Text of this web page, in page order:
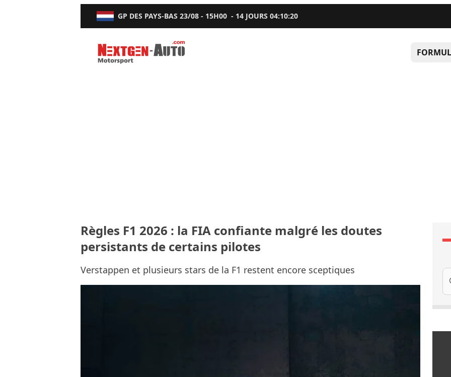
GP DES PAYS-BAS 23/08 - 15H00 - 14 JOURS04:10:19
Nextgen-Auto.com
Règles F1 2026 : la FIA confiante malgré les doutes
persistants de certains pilotes
Verstappen et plusieurs stars de la F1 restent encore sceptiques